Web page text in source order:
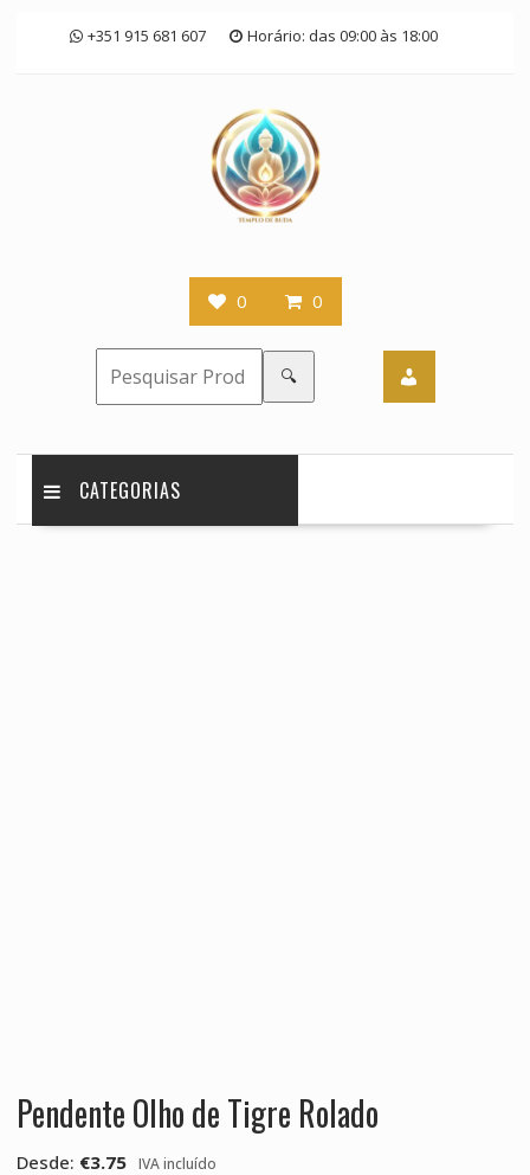
+351 915 681 607 Horário: das 09:00 às 18:00
0 0
🔍
CATEGORIAS
Pendente Olho de Tigre Rolado
Desde: €3.75 IVA incluído